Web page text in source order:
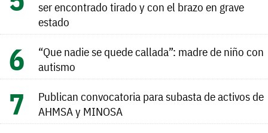
ser encontrado tirado y con el brazo en grave
estado
“Que nadie se quede callada”: madre de niño con
autismo
Publican convocatoria para subasta de activos de
AHMSA y MINOSA